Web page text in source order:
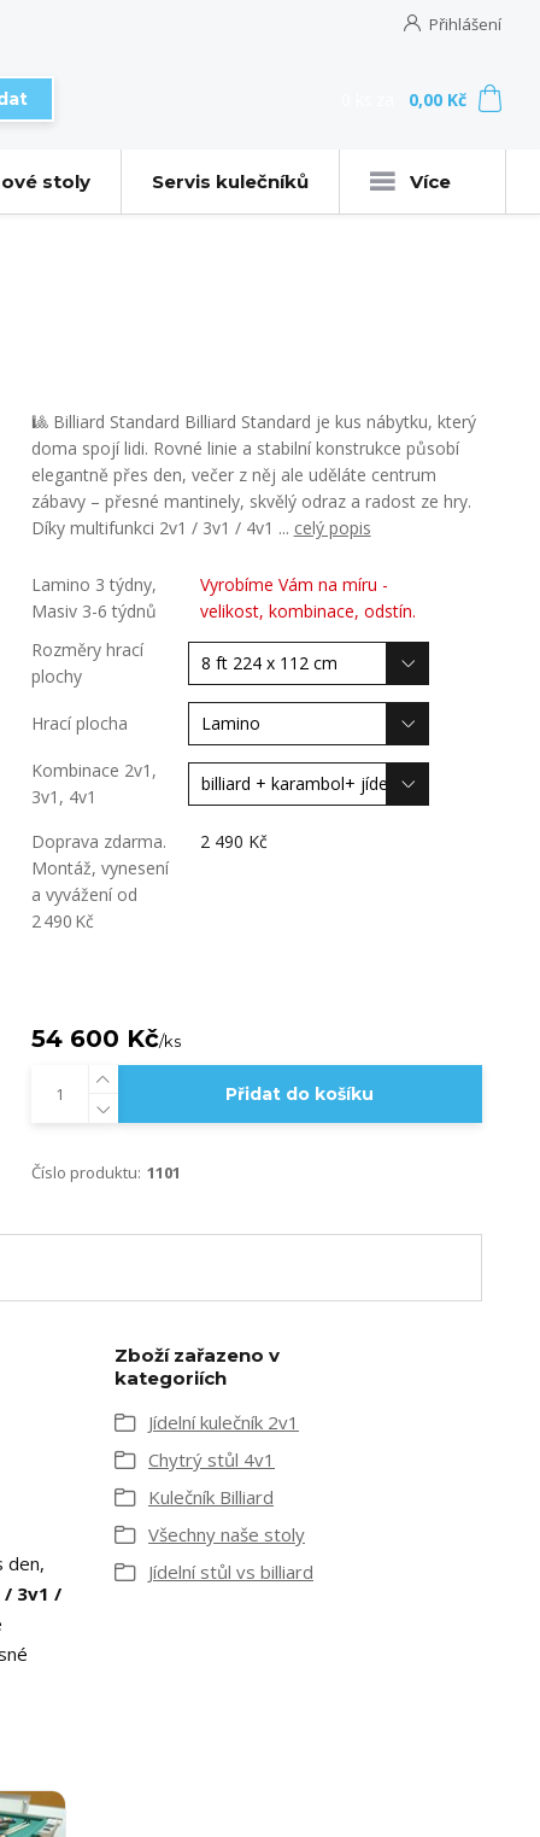
Přihlášení
0,00 Kč
stoly Servis kulečníků Více
🎱 Billiard Standard Billiard Standard je kus nábytku, který
doma spojí lidi. Rovné linie a stabilní konstrukce působí
elegantně přes den, večer z něj ale uděláte centrum
zábavy – přesné mantinely, skvělý odraz a radost ze hry.
Díky multifunkci 2v1 / 3v1 / 4v1 ... celý popis
Lamino 3 týdny,
Masiv 3-6 týdnů
Vyrobíme Vám na míru -
velikost, kombinace, odstín.
Rozměry hrací
plochy
Hrací plocha
Kombinace 2v1,
3v1, 4v1
Doprava zdarma.
Montáž, vynesení
a vyvážení od
2 490 Kč
2 490 Kč
54 600 Kč/ks
Přidat do košíku
Číslo produktu: 1101
den,
3v1 /
Zboží zařazeno v
kategoriích
Jídelní kulečník 2v1
Chytrý stůl 4v1
Kulečník Billiard
Všechny naše stoly
Jídelní stůl vs billiard